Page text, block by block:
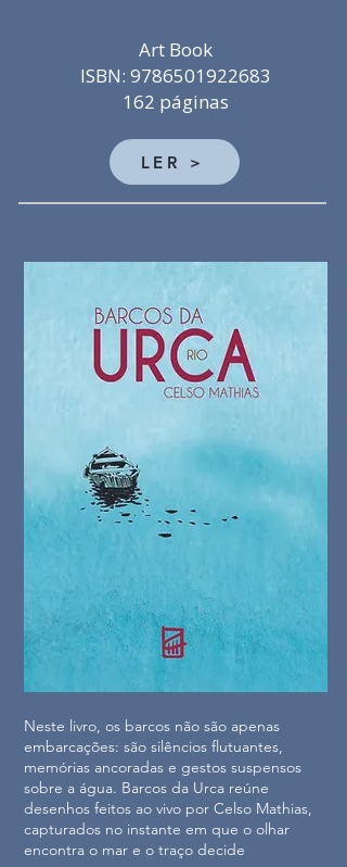
Art Book
ISBN: 9786501922683
162 páginas
LER >
Neste livro, os barcos não são apenas
embarcações: são silêncios flutuantes,
memórias ancoradas e gestos suspensos
sobre a água. Barcos da Urca reúne
desenhos feitos ao vivo por Celso Mathias,
capturados no instante em que o olhar
encontra o mar e o traço decide